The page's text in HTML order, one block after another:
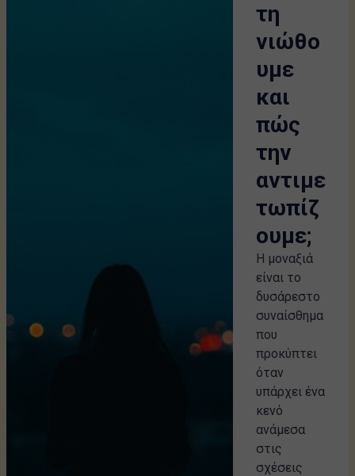
τη
νιώθο
υμε
και
πώς
την
αντιμε
τωπίζ
ουμε;
Η μοναξιά
είναι το
δυσάρεστο
συναίσθημα
που
προκύπτει
όταν
υπάρχει ένα
κενό
ανάμεσα
στις
σχέσεις